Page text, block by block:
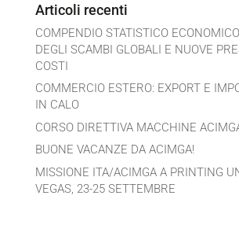
Articoli recenti
COMPENDIO STATISTICO
DEGLI SCAMBI GLOBALI E NUOVE
COSTI
COMMERCIO ESTERO: EXPORT E
IN CALO
CORSO DIRETTIVA MACCHINE
BUONE VACANZE DA ACIMGA!
MISSIONE ITA/ACIMGA A PRINTING
VEGAS, 23-25 SETTEMBRE